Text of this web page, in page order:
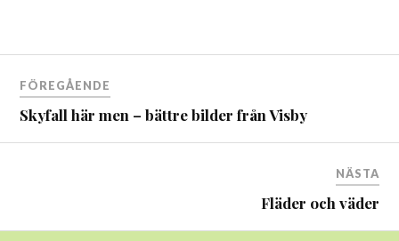
Inläggsnavigering
FÖREGÅENDE
Skyfall här men – bättre bilder från Visby
NÄSTA
Fläder och väder